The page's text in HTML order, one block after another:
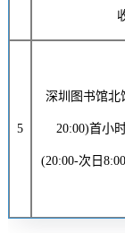
5
深圳图书馆北
20:00)首小
(20:00-次日